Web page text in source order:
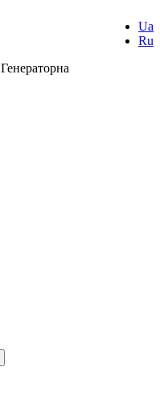
Ua
Ru
Генераторна